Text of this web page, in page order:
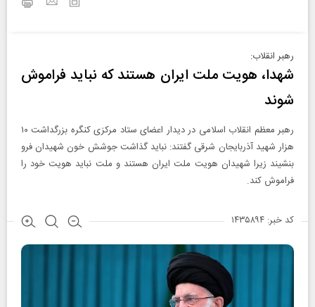
رهبر انقلاب:
شهدا، هویت ملت ایران هستند که نباید فراموش
شوند
رهبر معظم انقلاب اسلامی در دیدار اعضای ستاد مرکزی کنگره بزرگداشت ۱۰
هزار شهید آذربایجان شرقی گفتند: نباید گذاشت جوشش خون شهیدان فرو
بنشیند زیرا شهیدان هویت ملت ایران هستند و ملت نباید هویت خود را
فراموش کند.
کد خبر: ۱۴۳۵۸۹۴